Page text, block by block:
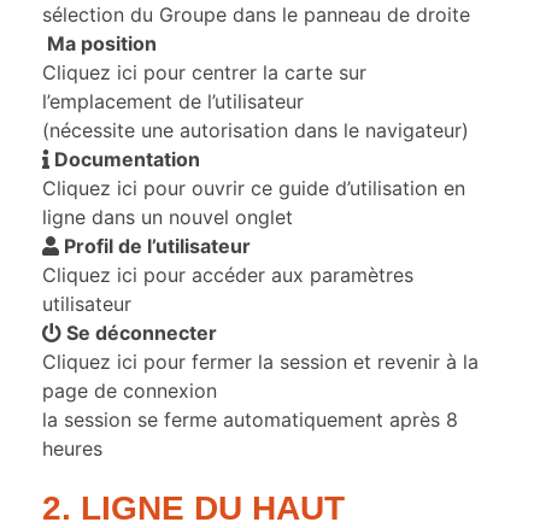
sélection du Groupe dans le panneau de droite
Ma position
Cliquez ici pour centrer la carte sur
l’emplacement de l’utilisateur
(nécessite une autorisation dans le navigateur)
Documentation
Cliquez ici pour ouvrir ce guide d’utilisation en
ligne dans un nouvel onglet
Profil de l’utilisateur
Cliquez ici pour accéder aux paramètres
utilisateur
Se déconnecter
Cliquez ici pour fermer la session et revenir à la
page de connexion
la session se ferme automatiquement après 8
heures
2. LIGNE DU HAUT